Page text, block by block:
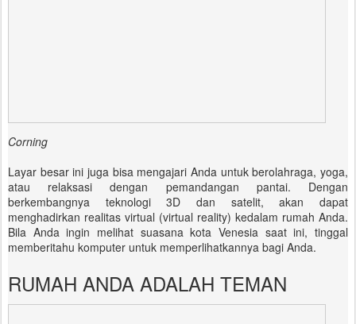
Corning
Layar besar ini juga bisa mengajari Anda untuk berolahraga, yoga,
atau relaksasi dengan pemandangan pantai. Dengan
berkembangnya teknologi 3D dan satelit, akan dapat
menghadirkan realitas virtual (virtual reality) kedalam rumah Anda.
Bila Anda ingin melihat suasana kota Venesia saat ini, tinggal
memberitahu komputer untuk memperlihatkannya bagi Anda.
RUMAH ANDA ADALAH TEMAN